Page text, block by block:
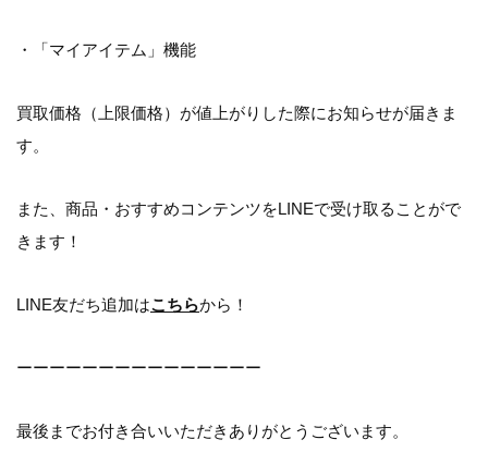
・「マイアイテム」機能
買取価格（上限価格）が値上がりした際にお知らせが届きま
す。
また、商品・おすすめコンテンツをLINEで受け取ることがで
きます！
LINE友だち追加はこちらから！
ーーーーーーーーーーーーーーー
最後までお付き合いいただきありがとうございます。